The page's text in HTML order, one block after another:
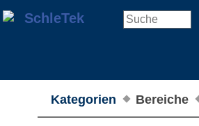
Kategorien Bereiche